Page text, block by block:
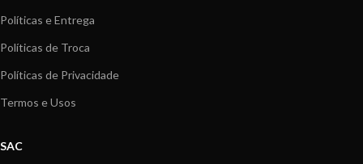
Políticas e Entrega
Políticas de Troca
Políticas de Privacidade
Termos e Usos
SAC